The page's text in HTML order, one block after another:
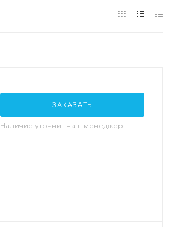
ЗАКАЗАТЬ
Наличие уточнит наш менеджер